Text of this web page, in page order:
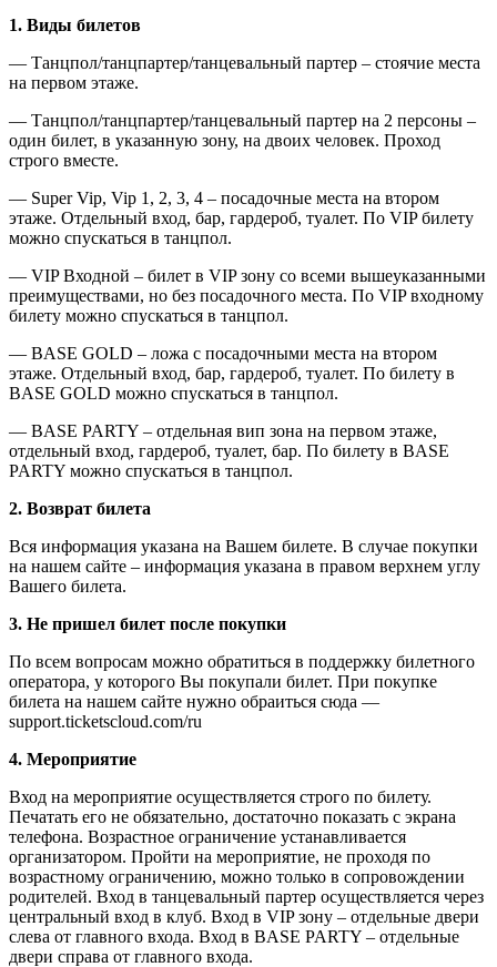
1. Виды билетов
— Танцпол/танцпартер/танцевальный партер – стоячие места
на первом этаже.
— Танцпол/танцпартер/танцевальный партер на 2 персоны –
один билет, в указанную зону, на двоих человек. Проход
строго вместе.
— Super Vip, Vip 1, 2, 3, 4 – посадочные места на втором
этаже. Отдельный вход, бар, гардероб, туалет. По VIP билету
можно спускаться в танцпол.
— VIP Входной – билет в VIP зону со всеми вышеуказанными
преимуществами, но без посадочного места. По VIP входному
билету можно спускаться в танцпол.
— BASE GOLD – ложа с посадочными места на втором
этаже. Отдельный вход, бар, гардероб, туалет. По билету в
BASE GOLD можно спускаться в танцпол.
— BASE PARTY – отдельная вип зона на первом этаже,
отдельный вход, гардероб, туалет, бар. По билету в BASE
PARTY можно спускаться в танцпол.
2. Возврат билета
Вся информация указана на Вашем билете. В случае покупки
на нашем сайте – информация указана в правом верхнем углу
Вашего билета.
3. Не пришел билет после покупки
По всем вопросам можно обратиться в поддержку билетного
оператора, у которого Вы покупали билет. При покупке
билета на нашем сайте нужно обраиться сюда —
support.ticketscloud.com/ru
4. Мероприятие
Вход на мероприятие осуществляется строго по билету.
Печатать его не обязательно, достаточно показать с экрана
телефона. Возрастное ограничение устанавливается
организатором. Пройти на мероприятие, не проходя по
возрастному ограничению, можно только в сопровождении
родителей. Вход в танцевальный партер осуществляется через
центральный вход в клуб. Вход в VIP зону – отдельные двери
слева от главного входа. Вход в BASE PARTY – отдельные
двери справа от главного входа.